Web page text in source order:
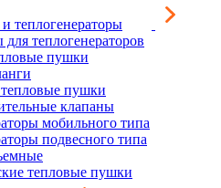
теплогенераторы
для теплогенераторов
пушки
пушки
клапаны
мобильного типа
подвесного типа
тепловые пушки